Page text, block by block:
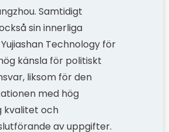
Samtidigt
sin innerliga
Technology för
känsla för politiskt
liksom för den
med hög
kvalitet och
av uppgifter.